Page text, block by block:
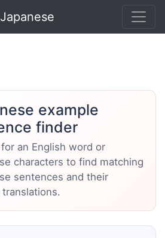
example
finder
an English word or
characters to find matching
sentences and their
translations.